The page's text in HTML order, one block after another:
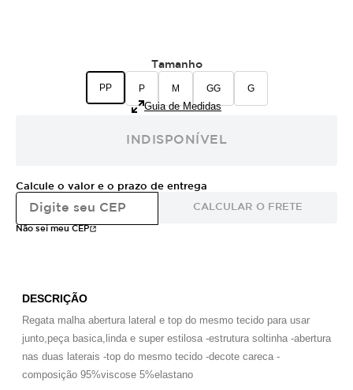
Tamanho
PP P M GG G
Guia de Medidas
INDISPONÍVEL
Calcule o valor e o prazo de entrega
CALCULAR O FRETE
Não sei meu CEP
DESCRIÇÃO
Regata malha abertura lateral e top do mesmo tecido para usar
junto,peça basica,linda e super estilosa -estrutura soltinha -abertura
nas duas laterais -top do mesmo tecido -decote careca -
composição 95%viscose 5%elastano